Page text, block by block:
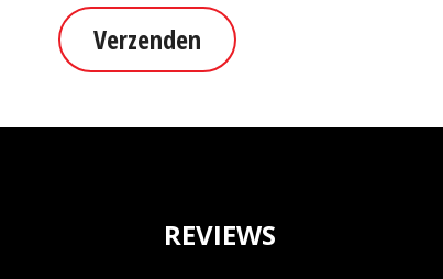
Verzenden
REVIEWS